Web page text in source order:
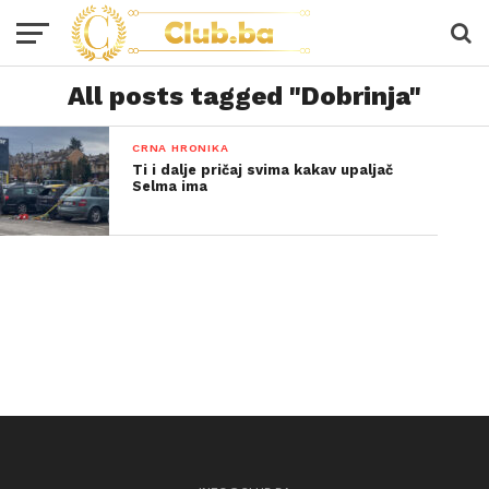
All posts tagged "Dobrinja"
CRNA HRONIKA
Ti i dalje pričaj svima kakav upaljač
Selma ima